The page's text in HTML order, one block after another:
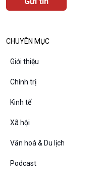
VOV1 đặc biệt
Thanh âm ký sự
CHUYÊN MỤC
Giới thiệu
Chính trị
Kinh tế
Xã hội
Văn hoá & Du lịch
Podcast